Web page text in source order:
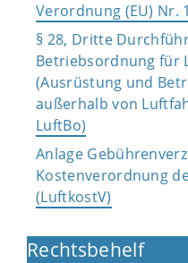
Verordnung (EU) Nr.
§ 28, Dritte
Betriebsordnung für
(Ausrüstung und
außerhalb von
LuftBo)
Anlage
Kostenverordnung
(LuftkostV)
Rechtsbehelf